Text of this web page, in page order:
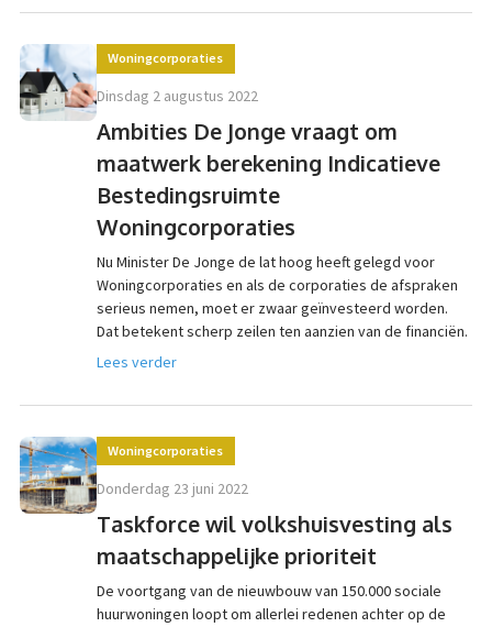
Ambities De Jonge vraagt om
maatwerk berekening Indicatieve
Bestedingsruimte
Woningcorporaties
Woningcorporaties
dinsdag 2 augustus 2022
Nu Minister De Jonge de lat hoog heeft gelegd voor
Woningcorporaties en als de corporaties de afspraken
serieus nemen, moet er zwaar geïnvesteerd worden.
Dat betekent scherp zeilen ten aanzien van de financiën.
Lees verder
Taskforce wil volkshuisvesting als
maatschappelijke prioriteit
Woningcorporaties
donderdag 23 juni 2022
De voortgang van de nieuwbouw van 150.000 sociale
huurwoningen loopt om allerlei redenen achter op de